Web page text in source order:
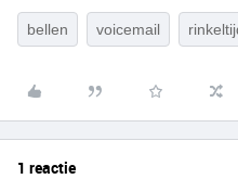
bellen voicemail
1 reactie